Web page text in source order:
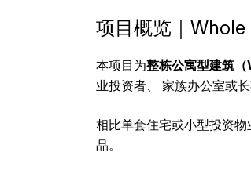
项目概览｜
本项目为整栋公寓型建筑
业投资者、 家族办公室或
相比单套住宅或小型投资
品。